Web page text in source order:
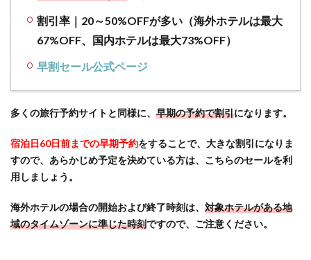
料で会
する
と、
10 万
軒以上
ルが
上
OFF、
ポイン
められ
る
割引率｜20～50%OFFが多い（海外ホテルは最大
67%OFF、国内ホテルは最大73%OFF）
早割セール公式ページ
多くの旅行予約サイトと同様に、 早期の予約で割引になります。
宿泊日60日前までの早期予約をすることで、大きな割引になりま
すので、あらかじめ予定を決めている方は、こちらのセールを利
用しましょう。
海外ホテルの場合の開始および終了時刻は、 対象ホテルがある地
域のタイムゾーンに準じた時刻ですので、ご注意ください。